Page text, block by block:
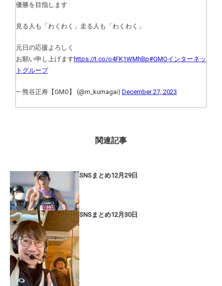
優勝を目指します
見る人も「わくわく」走る人も「わくわく」
元日の応援よろしく
お願い申し上げます https://t.co/o4FK1WMhBp#GMOインターネッ
トグループ
— 熊谷正寿【GMO】 (@m_kumagai) December 27, 2023
関連記事
SNSまとめ12月29日
SNSまとめ12月30日